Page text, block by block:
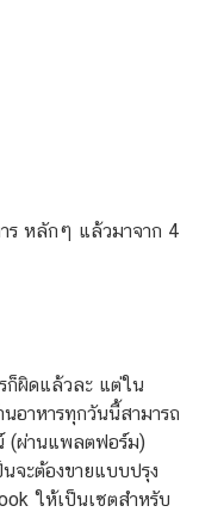
าร หลักๆ แล้วมาจาก 4
ก็ผิดแล้วละ แต่ใน
อาหารทุกวันนี้สามารถ
(ผ่านแพลตฟอร์ม)
จะต้องขายแบบปรุง
ให้เป็นเซตสำหรับ